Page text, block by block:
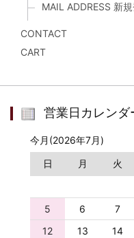
MAIL ADDRESS 新
CONTACT
CART
営業日カレンダ
今月(2026年7月)
日
月 火
5
6 7
12
13 14